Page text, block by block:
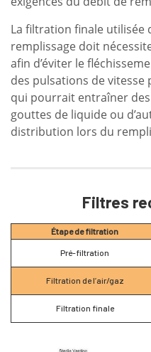
La filtration finale utilisée
remplissage doit
afin d’éviter le
des pulsations de vitesse
qui pourrait entraîner
gouttes de liquide ou
distribution lors du
Filtres
Étape de filtration
Pré-filtration
Filtration de l’air/gaz
Filtration finale